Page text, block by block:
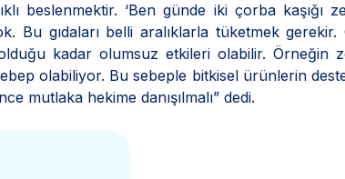
beslenmektir. ‘Ben günde iki çorba kaşığı
Bu gıdaları belli aralıklarla tüketmek gerekir.
kadar olumsuz etkileri olabilir. Örneğin
olabiliyor. Bu sebeple bitkisel ürünlerin
mutlaka hekime danışılmalı” dedi.